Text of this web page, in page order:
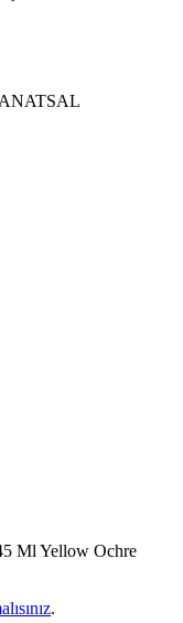
Ml Yellow Ochre
.